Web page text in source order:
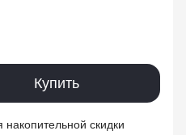
Купить
скидки